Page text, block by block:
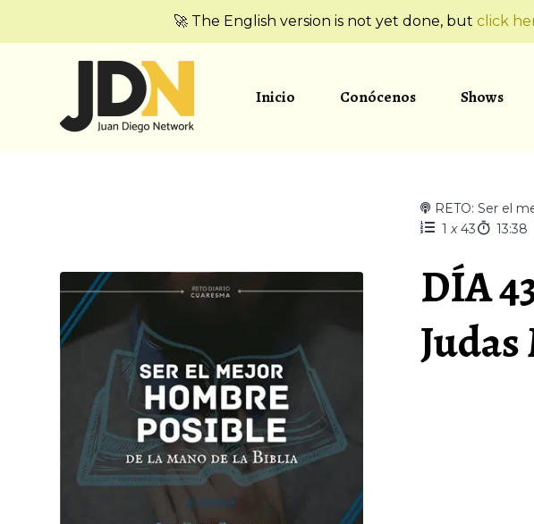
🚀 The English version is not yet done, but click
Inicio Conócenos Shows
RETO: Ser el
1 x 43 13:38
DÍA